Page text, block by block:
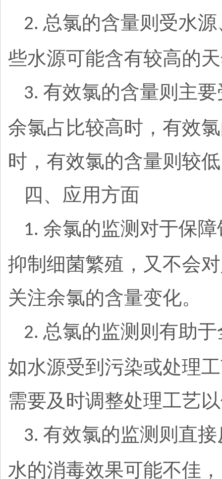
2. 总氯的含量则受水
些水源可能含有较高的
3. 有效氯的含量则主
余氯占比较高时，有效
时，有效氯的含量则较
四、应用方面
1. 余氯的监测对于保
抑制细菌繁殖，又不会
关注余氯的含量变化。
2. 总氯的监测则有助
如水源受到污染或处理
需要及时调整处理工艺
3. 有效氯的监测则直
水的消毒效果可能不佳